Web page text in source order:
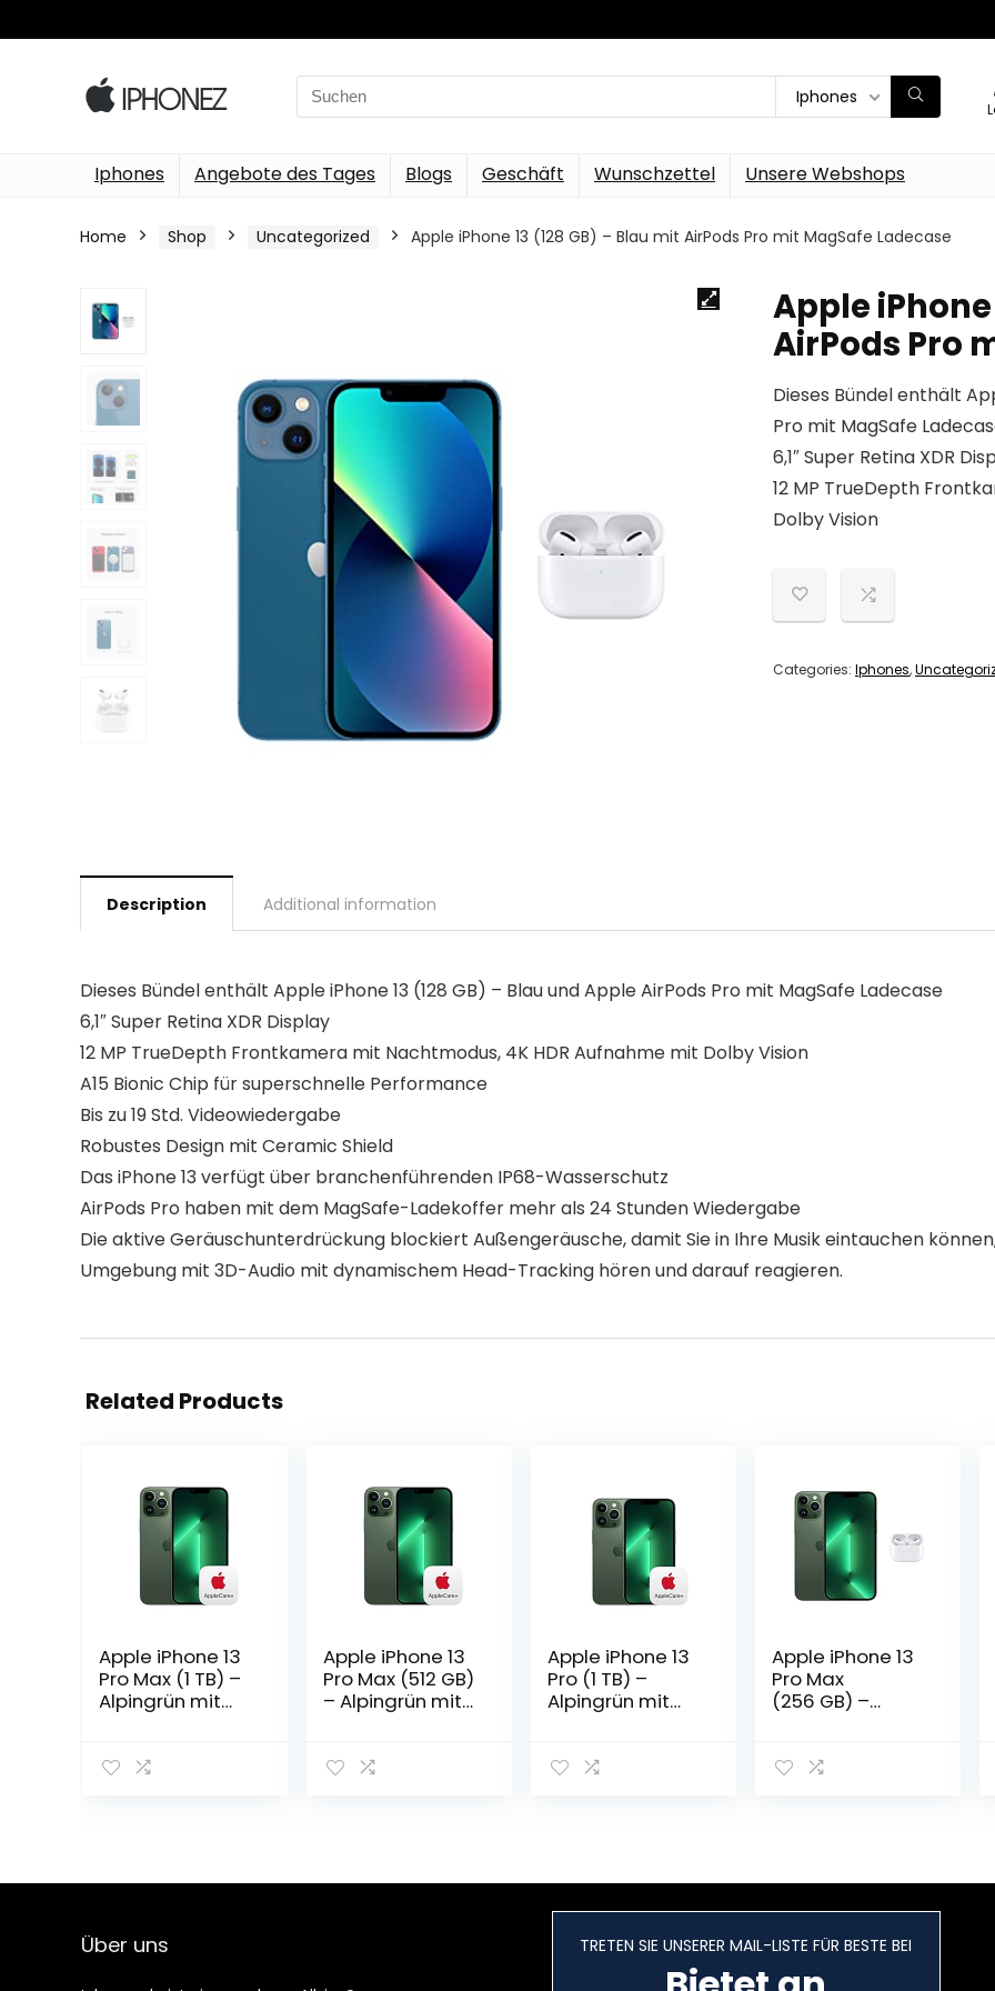
Search
for:
Iphones
Iphones Angebote des Tages Blogs Geschäft Wunschzettel Unsere Webshops
Home Shop Uncategorized Apple iPhone 13 (128 GB) – Blau mit AirPods Pro mit MagSafe Ladecase
Apple
AirPods Pro
Dieses Bündel enthält
Pro mit MagSafe
6,1″ Super Retina XDR
12 MP TrueDepth
Dolby Vision
Categories: Iphones,
Description Additional information
Dieses Bündel enthält Apple iPhone 13 (128 GB) – Blau und Apple AirPods Pro mit MagSafe Ladecase
6,1″ Super Retina XDR Display
12 MP TrueDepth Frontkamera mit Nachtmodus, 4K HDR Aufnahme mit Dolby Vision
A15 Bionic Chip für superschnelle Performance
Bis zu 19 Std. Videowiedergabe
Robustes Design mit Ceramic Shield
Das iPhone 13 verfügt über branchenführenden IP68-Wasserschutz
AirPods Pro haben mit dem MagSafe-Ladekoffer mehr als 24 Stunden Wiedergabe
Die aktive Geräuschunterdrückung blockiert Außengeräusche, damit Sie in Ihre Musik eintauchen
Umgebung mit 3D-Audio mit dynamischem Head-Tracking hören und darauf reagieren.
Related Products
Apple iPhone 13
Pro Max (1 TB) –
Alpingrün mit
Apple iPhone 13
Pro Max (512 GB)
– Alpingrün mit
Apple iPhone 13
Pro (1 TB) –
Alpingrün mit
Apple iPhone 13
Pro Max
(256 GB) –
Über uns TRETEN SIE UNSERER MAIL-LISTE FÜR BESTE BEI